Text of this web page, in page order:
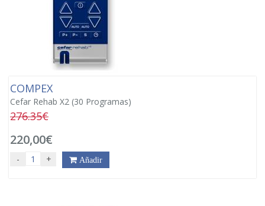
COMPEX
Cefar Rehab X2 (30 Programas)
276.35€
220,00€
- + Añadir